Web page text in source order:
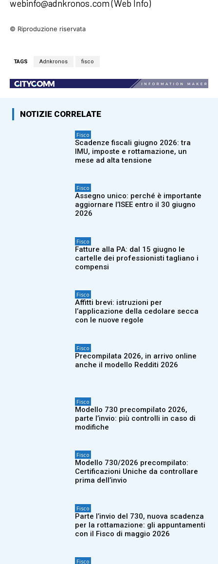
webinfo@adnkronos.com (Web Info)
© Riproduzione riservata
TAGS Adnkronos fisco
NOTIZIE CORRELATE
Fisco
Scadenze fiscali giugno 2026: tra
IMU, imposte e rottamazione, un
mese ad alta tensione
Fisco
Assegno unico: perché è importante
aggiornare l’ISEE entro il 30 giugno
2026
Fisco
Fatture alla PA: dal 15 giugno le
cartelle dei professionisti tagliano i
compensi
Fisco
Affitti brevi: istruzioni per
l’applicazione della cedolare secca
con le nuove regole
Fisco
Precompilata 2026, in arrivo online
anche il modello Redditi 2026
Fisco
Modello 730 precompilato 2026,
parte l’invio: più controlli in caso di
modifiche
Fisco
Modello 730/2026 precompilato:
Certificazioni Uniche da controllare
prima dell’invio
Fisco
Parte l’invio del 730, nuova scadenza
per la rottamazione: gli appuntamenti
con il Fisco di maggio 2026
Fisco